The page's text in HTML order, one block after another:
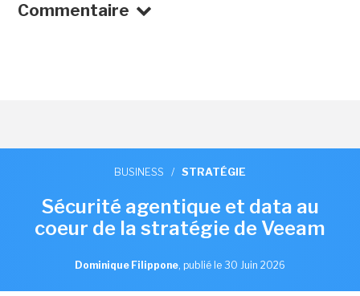
Commentaire
BUSINESS / STRATÉGIE
Sécurité agentique et data au
coeur de la stratégie de Veeam
Dominique Filippone, publié le 30 Juin 2026